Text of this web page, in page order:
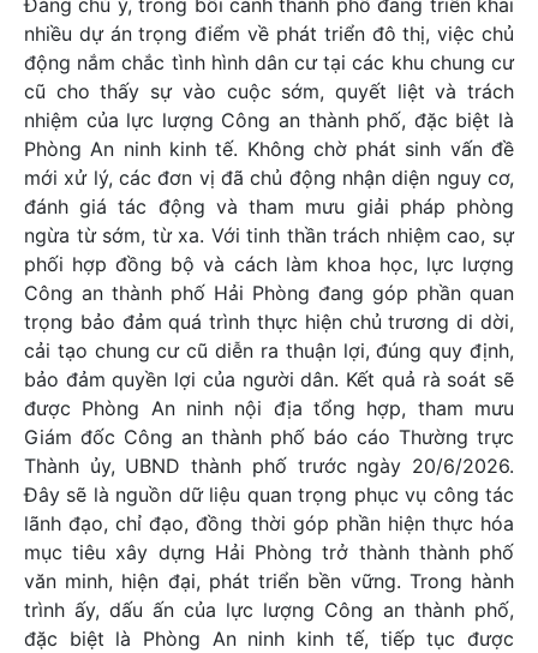
Đáng chú ý, trong bối cảnh thành phố đang triển khai
nhiều dự án trọng điểm về phát triển đô thị, việc chủ
động nắm chắc tình hình dân cư tại các khu chung cư
cũ cho thấy sự vào cuộc sớm, quyết liệt và trách
nhiệm của lực lượng Công an thành phố, đặc biệt là
Phòng An ninh kinh tế. Không chờ phát sinh vấn đề
mới xử lý, các đơn vị đã chủ động nhận diện nguy cơ,
đánh giá tác động và tham mưu giải pháp phòng
ngừa từ sớm, từ xa. Với tinh thần trách nhiệm cao, sự
phối hợp đồng bộ và cách làm khoa học, lực lượng
Công an thành phố Hải Phòng đang góp phần quan
trọng bảo đảm quá trình thực hiện chủ trương di dời,
cải tạo chung cư cũ diễn ra thuận lợi, đúng quy định,
bảo đảm quyền lợi của người dân. Kết quả rà soát sẽ
được Phòng An ninh nội địa tổng hợp, tham mưu
Giám đốc Công an thành phố báo cáo Thường trực
Thành ủy, UBND thành phố trước ngày 20/6/2026.
Đây sẽ là nguồn dữ liệu quan trọng phục vụ công tác
lãnh đạo, chỉ đạo, đồng thời góp phần hiện thực hóa
mục tiêu xây dựng Hải Phòng trở thành thành phố
văn minh, hiện đại, phát triển bền vững. Trong hành
trình ấy, dấu ấn của lực lượng Công an thành phố,
đặc biệt là Phòng An ninh kinh tế, tiếp tục được